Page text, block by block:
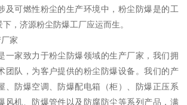
及可燃性粉尘的生产环境中，粉尘防爆是的工
，济源粉尘防爆工厂应运而生。
家
一家致力于粉尘防爆领域的生产厂家，我们拥
团队，为客户提供的粉尘防爆设备。我们的产
、防爆空调、防爆配电箱（柜）、防爆正压系
风机、防爆管件以及防腐防尘等系列产品，满